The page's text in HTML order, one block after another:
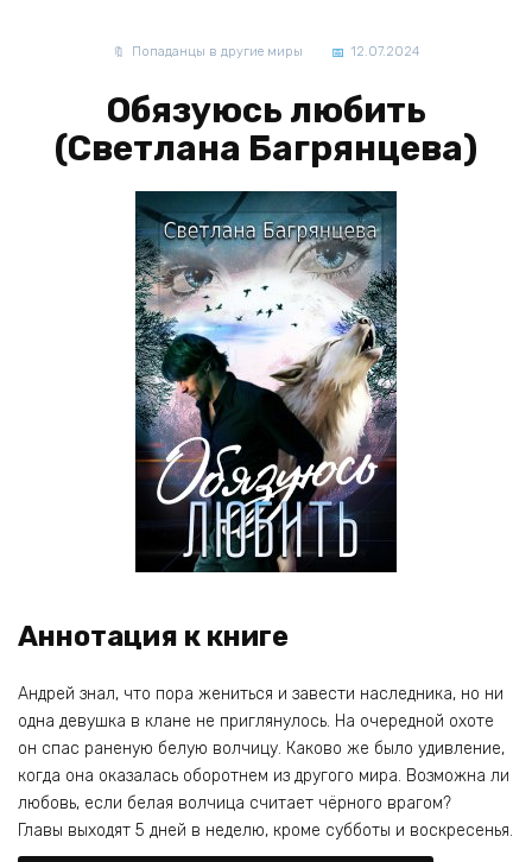
Попаданцы в другие миры 12.07.2024
Обязуюсь любить
(Светлана Багрянцева)
Аннотация к книге
Андрей знал, что пора жениться и завести наследника, но ни
одна девушка в клане не приглянулось. На очередной охоте
он спас раненую белую волчицу. Каково же было удивление,
когда она оказалась оборотнем из другого мира. Возможна ли
любовь, если белая волчица считает чёрного врагом?
Главы выходят 5 дней в неделю, кроме субботы и воскресенья.